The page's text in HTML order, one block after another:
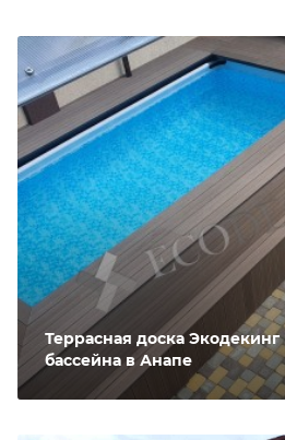
Террасная доска
бассейна в Анапе